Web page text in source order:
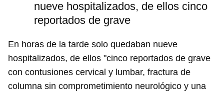
nueve hospitalizados, de ellos cinco
reportados de grave
En horas de la tarde solo quedaban nueve
hospitalizados, de ellos "cinco reportados de grave
con contusiones cervical y lumbar, fractura de
columna sin comprometimiento neurológico y una